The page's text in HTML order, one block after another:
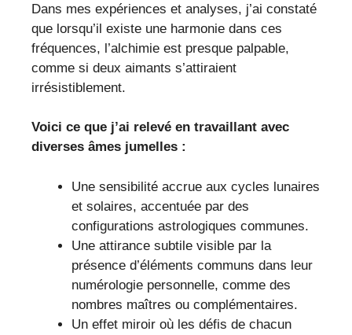
Dans mes expériences et analyses, j’ai constaté
que lorsqu’il existe une harmonie dans ces
fréquences, l’alchimie est presque palpable,
comme si deux aimants s’attiraient
irrésistiblement.
Voici ce que j’ai relevé en travaillant avec
diverses âmes jumelles :
Une sensibilité accrue aux cycles lunaires
et solaires, accentuée par des
configurations astrologiques communes.
Une attirance subtile visible par la
présence d’éléments communs dans leur
numérologie personnelle, comme des
nombres maîtres ou complémentaires.
Un effet miroir où les défis de chacun